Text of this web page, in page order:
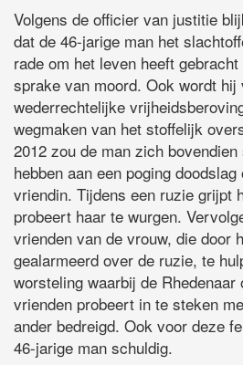
Volgens de officier van justitie
dat de 46-jarige man het
rade om het leven heeft
sprake van moord. Ook wordt hij
wederrechtelijke
wegmaken van het stoffelijk
2012 zou de man zich
hebben aan een poging
vriendin. Tijdens een ruzie grijpt
probeert haar te wurgen.
vrienden van de vrouw, die door
gealarmeerd over de ruzie, te
worsteling waarbij de Rhedenaar
vrienden probeert in te steken
ander bedreigd. Ook voor deze
46-jarige man schuldig.